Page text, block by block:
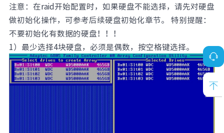
注意：在raid开始配置时，如果硬盘不能选择，请先对硬盘
做初始化操作，可参考后续硬盘初始化章节。 特别提醒：
不要初始化有数据的硬盘！！！
1）最少选择4块硬盘，必须是偶数，按空格键选择。